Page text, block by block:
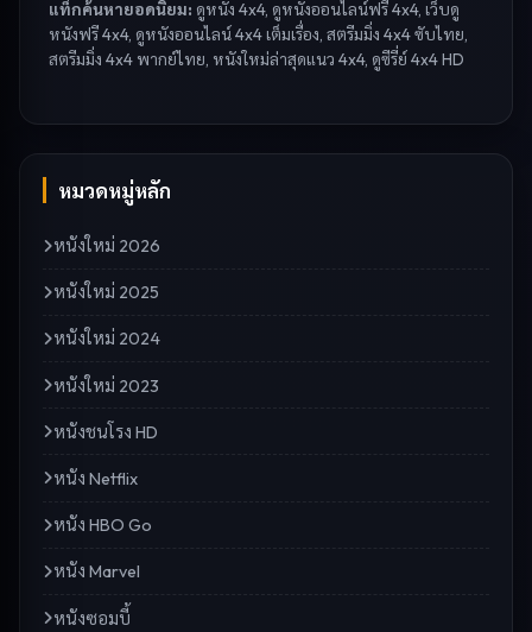
แท็กค้นหายอดนิยม: ดูหนัง 4x4, ดูหนังออนไลน์ฟรี 4x4, เว็บดู
หนังฟรี 4x4, ดูหนังออนไลน์ 4x4 เต็มเรื่อง, สตรีมมิ่ง 4x4 ซับไทย,
สตรีมมิ่ง 4x4 พากย์ไทย, หนังใหม่ล่าสุดแนว 4x4, ดูซีรี่ย์ 4x4 HD
หมวดหมู่หลัก
หนังใหม่ 2026
หนังใหม่ 2025
หนังใหม่ 2024
หนังใหม่ 2023
หนังชนโรง HD
หนัง Netflix
หนัง HBO Go
หนัง Marvel
หนังซอมบี้